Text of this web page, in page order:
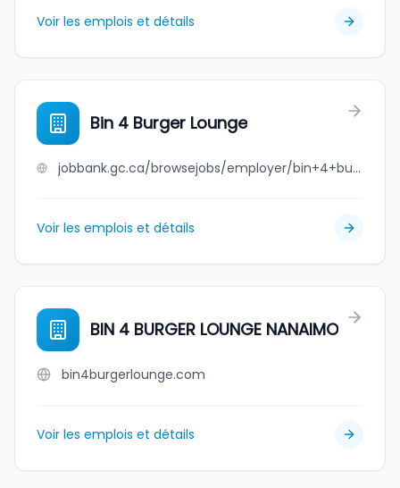
Voir les emplois et détails
Bin 4 Burger Lounge
jobbank.gc.ca/browsejobs/employer/bin+4+burger+lounge/ca
Voir les emplois et détails
BIN 4 BURGER LOUNGE NANAIMO
bin4burgerlounge.com
Voir les emplois et détails